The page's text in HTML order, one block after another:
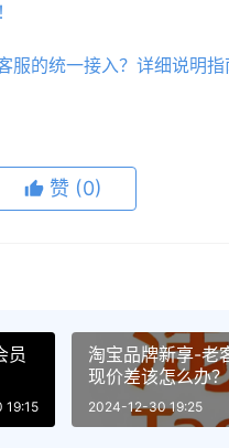
的统一接入？详细说明指
赞 (0)
员
淘宝品牌新享-老
现价差该怎么办
2024-12-30 19:25